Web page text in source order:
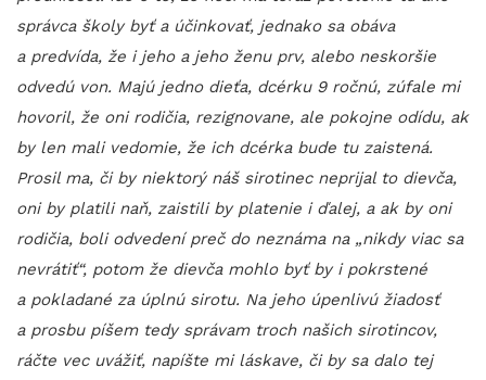
správca školy byť a účinkovať, jednako sa obáva
a predvída, že i jeho a jeho ženu prv, alebo neskoršie
odvedú von. Majú jedno dieťa, dcérku 9 ročnú, zúfale mi
hovoril, že oni rodičia, rezignovane, ale pokojne odídu, ak
by len mali vedomie, že ich dcérka bude tu zaistená.
Prosil ma, či by niektorý náš sirotinec neprijal to dievča,
oni by platili naň, zaistili by platenie i ďalej, a ak by oni
rodičia, boli odvedení preč do neznáma na „nikdy viac sa
nevrátiť“, potom že dievča mohlo byť by i pokrstené
a pokladané za úplnú sirotu. Na jeho úpenlivú žiadosť
a prosbu píšem tedy správam troch našich sirotincov,
ráčte vec uvážiť, napíšte mi láskave, či by sa dalo tej